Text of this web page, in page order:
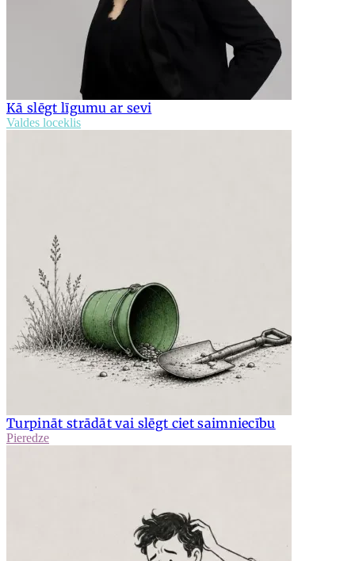
Kā slēgt līgumu ar sevi
Valdes loceklis
Turpināt strādāt vai slēgt ciet saimniecību
Pieredze